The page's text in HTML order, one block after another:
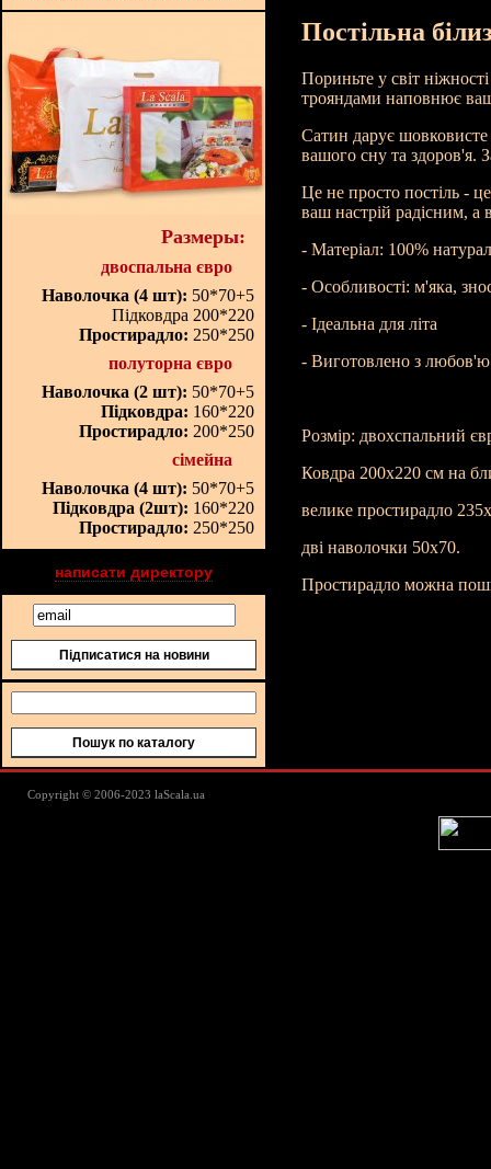
Размеры:
двоспальна євро
Наволочка (4 шт): 50*70+5
Підковдра 200*220
Простирадло: 250*250
полуторна євро
Наволочка (2 шт): 50*70+5
Підковдра: 160*220
Простирадло: 200*250
сімейна
Наволочка (4 шт): 50*70+5
Підковдра (2шт): 160*220
Простирадло: 250*250
написати директору
Підписатися на новини
Пошук по каталогу
Постільна
Пориньте у світ
трояндами наповнює
Сатин дарує шовковисте
вашого сну та здоров'я.
Це не просто постіль -
ваш настрій радісним,
- Матеріал: 100%
- Особливості: м'яка,
- Ідеальна для літа
- Виготовлено з любов'ю
Розмір: двохспальний
Ковдра 200х220 см на
велике простирадло
дві наволочки 50х70.
Простирадло можна
Copyright © 2006-2023 laScala.ua